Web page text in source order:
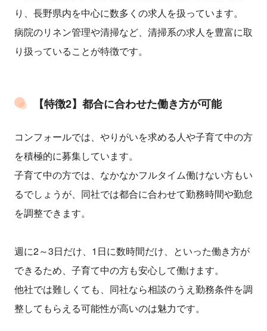
り、長野県内を中心に数多くの求人を扱っています。
病院のリネン管理や清掃など、清掃系の求人を豊富に取
り扱っていることが特徴です。
【特徴2】都合に合わせた働き方が可能
コンフォールでは、やりがいを求める人や子育て中の方
を積極的に募集しています。
子育て中の方では、なかなかフルタイム働けない方もい
るでしょうが、同社では都合に合わせて勤務時間や勤怠
を調整できます。
週に2～3日だけ、1日に数時間だけ、といった働き方が
できるため、子育て中の方も安心して働けます。
他社では難しくても、同社なら相談のうえ勤務条件を調
整してもらえる可能性が高いのは魅力です。